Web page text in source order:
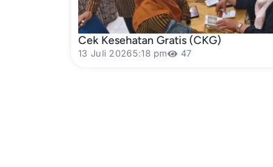
Cek Kesehatan Gratis (CKG)
13 Juli 2026 5:18 pm 47